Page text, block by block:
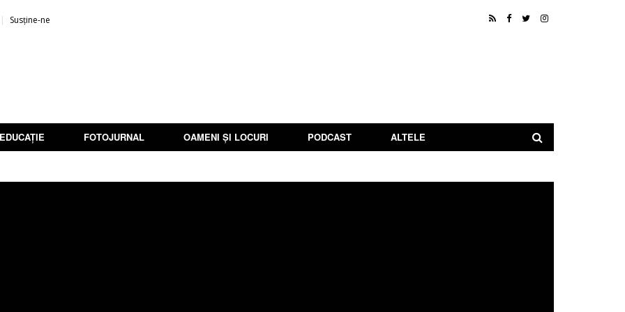
Susține-ne
EDUCAȚIE FOTOJURNAL OAMENI ȘI LOCURI PODCAST ALTELE